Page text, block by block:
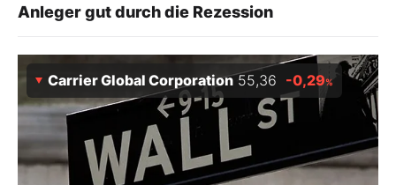
Anleger gut durch die Rezession
Carrier Global Corporation 55,36 -0,29%